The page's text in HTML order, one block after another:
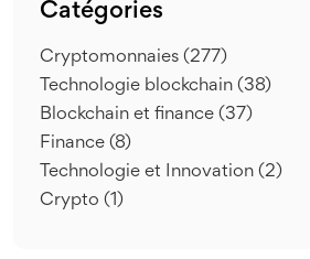
Catégories
Cryptomonnaies (277)
Technologie blockchain (38)
Blockchain et finance (37)
Finance (8)
Technologie et Innovation (2)
Crypto (1)